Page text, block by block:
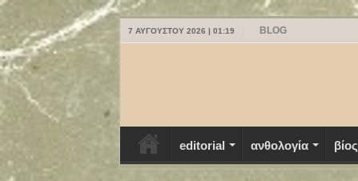
7 ΑΥΓΟΎΣΤΟΥ 2026 | 01:19 BLOG
editorial ανθολογία βίος